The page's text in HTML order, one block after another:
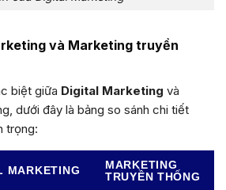
và Marketing truyền
biệt giữa Digital Marketing và
dưới đây là bảng so sánh chi tiết
trọng:
MARKETING
MARKETING
TRUYỀN THỐNG